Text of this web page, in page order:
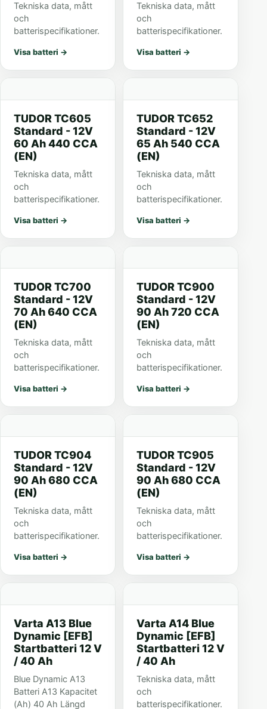
Tekniska data, mått
och
batterispecifikationer.
Visa batteri →
Tekniska data, mått
och
batterispecifikationer.
Visa batteri →
TUDOR TC605
Standard - 12V
60 Ah 440 CCA
(EN)
Tekniska data, mått
och
batterispecifikationer.
Visa batteri →
TUDOR TC652
Standard - 12V
65 Ah 540 CCA
(EN)
Tekniska data, mått
och
batterispecifikationer.
Visa batteri →
TUDOR TC700
Standard - 12V
70 Ah 640 CCA
(EN)
Tekniska data, mått
och
batterispecifikationer.
Visa batteri →
TUDOR TC900
Standard - 12V
90 Ah 720 CCA
(EN)
Tekniska data, mått
och
batterispecifikationer.
Visa batteri →
TUDOR TC904
Standard - 12V
90 Ah 680 CCA
(EN)
Tekniska data, mått
och
batterispecifikationer.
Visa batteri →
TUDOR TC905
Standard - 12V
90 Ah 680 CCA
(EN)
Tekniska data, mått
och
batterispecifikationer.
Visa batteri →
Varta A13 Blue
Dynamic [EFB]
Startbatteri 12 V
/ 40 Ah
Blue Dynamic A13
Batteri A13 Kapacitet
(Ah) 40 Ah Längd
Varta A14 Blue
Dynamic [EFB]
Startbatteri 12 V
/ 40 Ah
Tekniska data, mått
och
batterispecifikationer.